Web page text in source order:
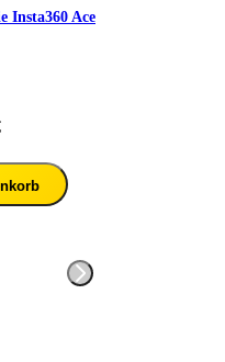
Insta360 Ace